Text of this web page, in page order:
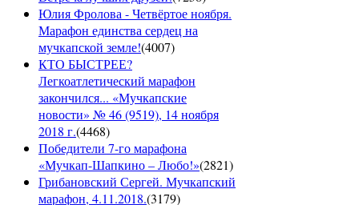
Юлия Фролова - Четвёртое ноября.
Марафон единства сердец на
мучкапской земле!(4007)
КТО БЫСТРЕЕ?
Легкоатлетический марафон
закончился... «Мучкапские
новости» № 46 (9519), 14 ноября
2018 г.(4468)
Победители 7-го марафона
«Мучкап-Шапкино – Любо!»(2821)
Грибановский Сергей. Мучкапский
марафон, 4.11.2018.(3179)